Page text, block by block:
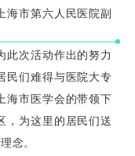
市第六人民医院副
此次活动作出的努力
民们难得与医院大专
海市医学会的带领下
，为这里的居民们送
念。